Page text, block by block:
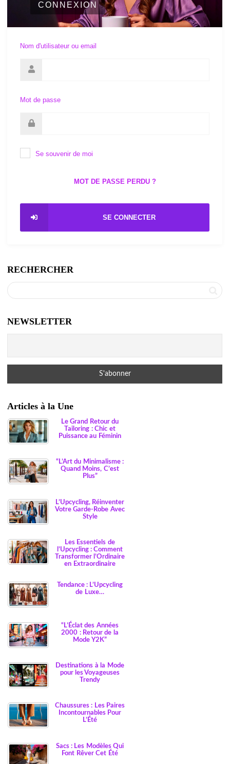
CONNEXION
Nom d'utilisateur ou email
Mot de passe
Se souvenir de moi
MOT DE PASSE PERDU ?
SE CONNECTER
RECHERCHER
NEWSLETTER
Articles à la Une
Le Grand Retour du
Tailoring : Chic et
Puissance au Féminin
“L’Art du Minimalisme :
Quand Moins, C’est
Plus”
L’Upcycling, Réinventer
Votre Garde-Robe Avec
Style
Les Essentiels de
l’Upcycling : Comment
Transformer l’Ordinaire
en Extraordinaire
Tendance : L’Upcycling
de Luxe…
“L’Éclat des Années
2000 : Retour de la
Mode Y2K”
Destinations à la Mode
pour les Voyageuses
Trendy
Chaussures : Les Paires
Incontournables Pour
L’Été
Sacs : Les Modèles Qui
Font Rêver Cet Été